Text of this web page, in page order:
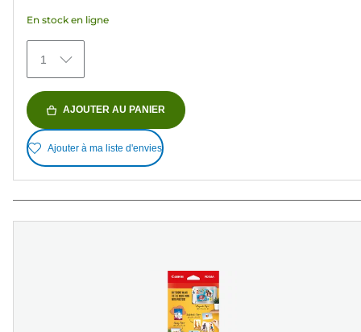
150
avis
En stock en ligne
1
AJOUTER AU PANIER
Ajouter à ma liste d'envies